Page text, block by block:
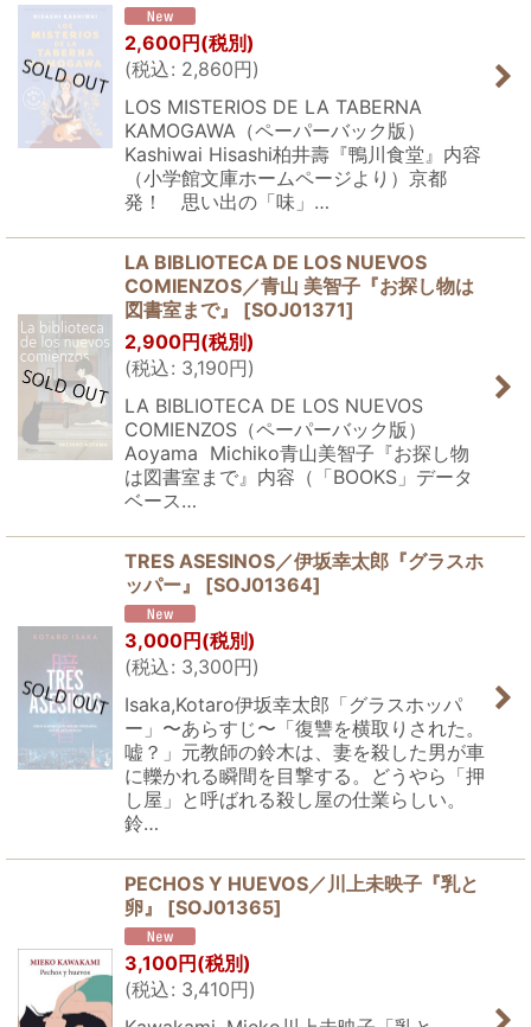
2,600円 (税別)
(税込: 2,860円)
LOS MISTERIOS DE LA TABERNA
KAMOGAWA（ペーパーバック版）
Kashiwai Hisashi柏井壽『鴨川食堂』内容
（小学館文庫ホームページより）京都
発！ 思い出の「味」…
LA BIBLIOTECA DE LOS NUEVOS
COMIENZOS／青山 美智子『お探し物は
図書室まで』
[SOJ01371]
2,900円 (税別)
(税込: 3,190円)
LA BIBLIOTECA DE LOS NUEVOS
COMIENZOS（ペーパーバック版）
Aoyama Michiko青山美智子『お探し物
は図書室まで』内容（「BOOKS」データ
ベース…
TRES ASESINOS／伊坂幸太郎『グラスホ
ッパー』
[SOJ01364]
3,000円 (税別)
(税込: 3,300円)
Isaka,Kotaro伊坂幸太郎「グラスホッパ
ー」〜あらすじ〜「復讐を横取りされた。
嘘？」元教師の鈴木は、妻を殺した男が車
に轢かれる瞬間を目撃する。どうやら「押
し屋」と呼ばれる殺し屋の仕業らしい。
鈴…
PECHOS Y HUEVOS／川上未映子『乳と
卵』
[SOJ01365]
3,100円 (税別)
(税込: 3,410円)